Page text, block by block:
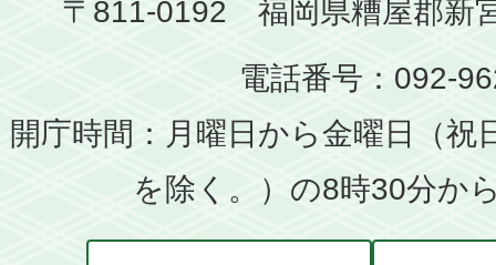
〒811-0192 福岡県糟屋郡新
電話番号：092-
開庁時間：月曜日から金曜日（祝
を除く。）の8時30分か